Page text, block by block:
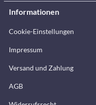
Informationen
Cookie-Einstellungen
Impressum
Versand und Zahlung
AGB